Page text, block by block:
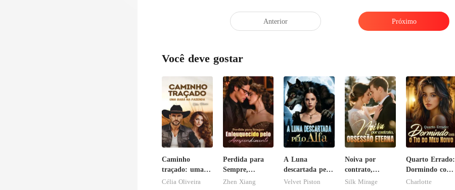
Anterior Próximo
Você deve gostar
Caminho
traçado: uma
babá na
Célia Oliveira
Perdida para
Sempre,
Enlouquecido
Zhen Xiang
A Luna
descartada pelo
Alfa
Velvet Piston
Noiva por
contrato,
obsessão eterna
Silk Mirage
Quarto Errado:
Dormindo com
o Tio do Meu
Charlotte